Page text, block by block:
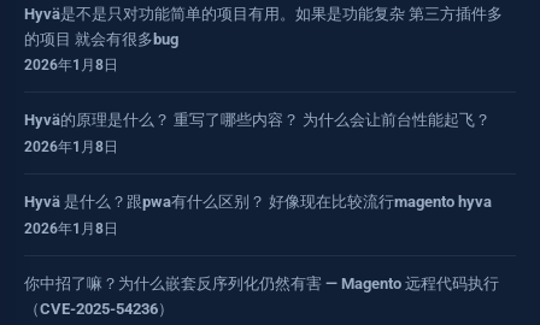
Hyvä是不是只对功能简单的项目有用。如果是功能复杂 第三方插件多
的项目 就会有很多bug
2026年1月8日
Hyvä的原理是什么？ 重写了哪些内容？ 为什么会让前台性能起飞？
2026年1月8日
Hyvä 是什么？跟pwa有什么区别？ 好像现在比较流行magento hyva
2026年1月8日
你中招了嘛？为什么嵌套反序列化仍然有害 — Magento 远程代码执行
（CVE-2025-54236）